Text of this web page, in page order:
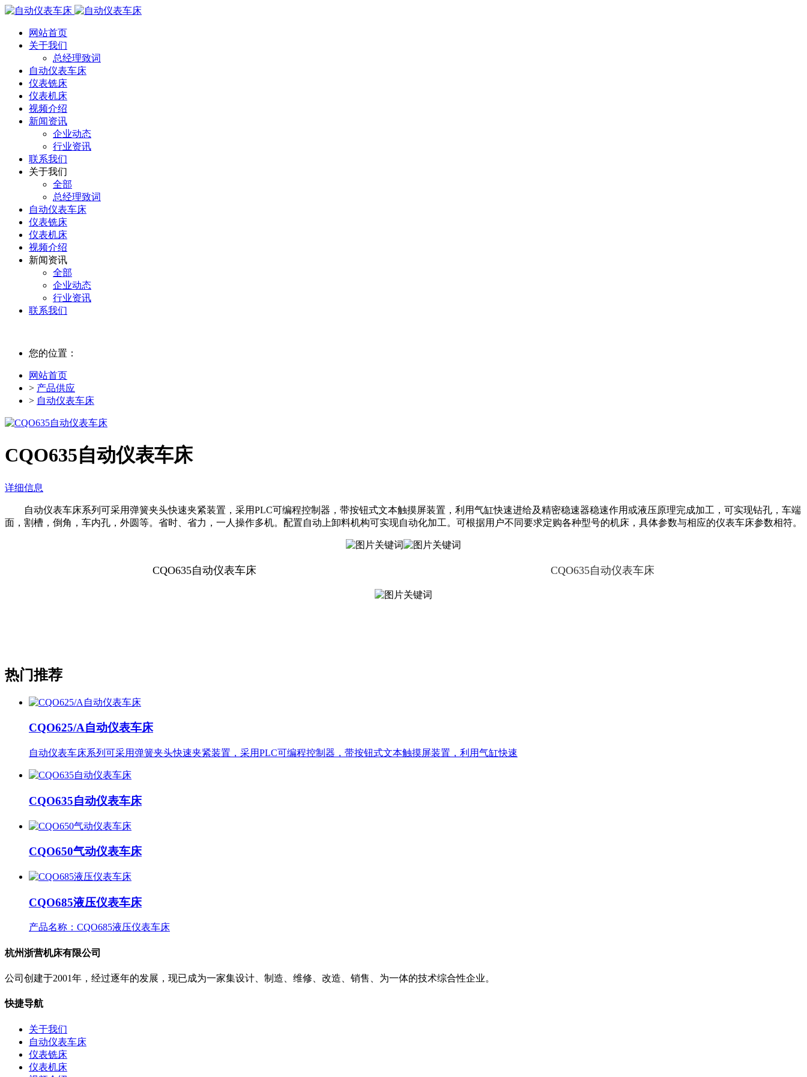
网站首页
关于我们
总经理致词
自动仪表车床
仪表铣床
仪表机床
视频介绍
新闻资讯
企业动态
行业资讯
联系我们
关于我们
全部
总经理致词
自动仪表车床
仪表铣床
仪表机床
视频介绍
新闻资讯
全部
企业动态
行业资讯
联系我们
您的位置：
网站首页
> 产品供应
> 自动仪表车床
CQO635自动仪表车床
详细信息
自动仪表车床系列可采用弹簧夹头快速夹紧装置，采用PLC可编程控制器，带按钮式文本触摸屏装置，利用气缸快速进给及精密稳速器稳速作用或液压原理完成加工，可实现钻孔，车端
面，割槽，倒角，车内孔，外圆等。省时、省力，一人操作多机。配置自动上卸料机构可实现自动化加工。可根据用户不同要求定购各种型号的机床，具体参数与相应的仪表车床参数相符。
CQO635自动仪表车床 CQO635自动仪表车床
热门推荐
CQO625/A自动仪表车床
自动仪表车床系列可采用弹簧夹头快速夹紧装置，采用PLC可编程控制器，带按钮式文本触摸屏装置，利用气缸快速
CQO635自动仪表车床
CQO650气动仪表车床
CQO685液压仪表车床
产品名称：CQO685液压仪表车床
杭州浙营机床有限公司
公司创建于2001年，经过逐年的发展，现已成为一家集设计、制造、维修、改造、销售、为一体的技术综合性企业。
快捷导航
关于我们
自动仪表车床
仪表铣床
仪表机床